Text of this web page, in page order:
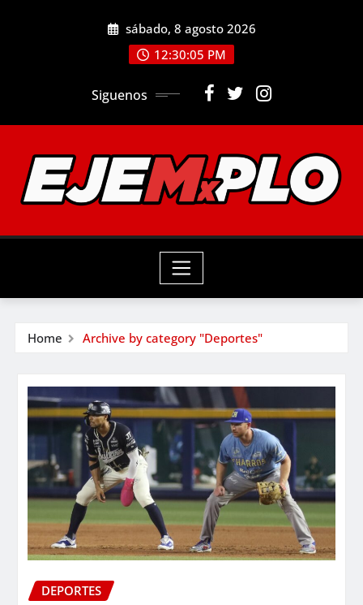
sábado, 8 agosto 2026
12:30:06 PM
Siguenos
Home Archive by category "Deportes"
DEPORTES